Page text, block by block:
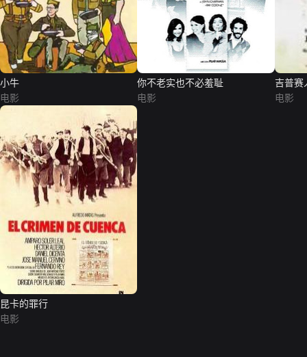
小牛
电影
你不老实也不必羞耻
电影
吉普赛
电影
昆卡的罪行
电影